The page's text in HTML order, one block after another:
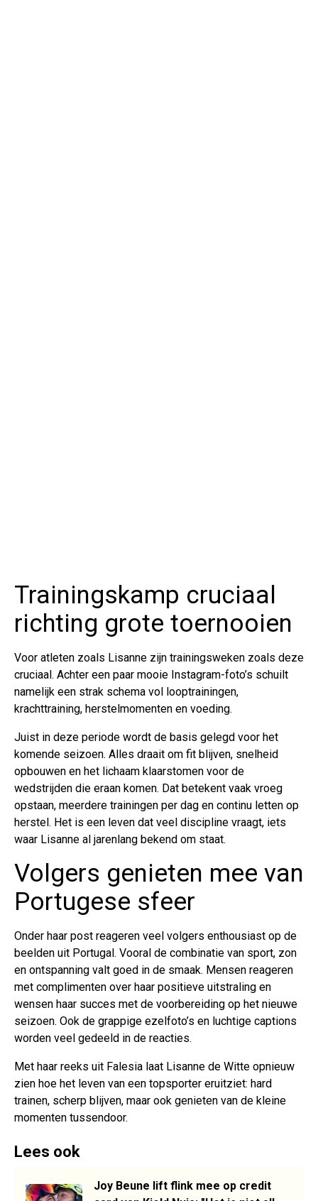
Trainingskamp cruciaal
richting grote toernooien
Voor atleten zoals Lisanne zijn trainingsweken zoals deze
cruciaal. Achter een paar mooie Instagram-foto’s schuilt
namelijk een strak schema vol looptrainingen,
krachttraining, herstelmomenten en voeding.
Juist in deze periode wordt de basis gelegd voor het
komende seizoen. Alles draait om fit blijven, snelheid
opbouwen en het lichaam klaarstomen voor de
wedstrijden die eraan komen. Dat betekent vaak vroeg
opstaan, meerdere trainingen per dag en continu letten op
herstel. Het is een leven dat veel discipline vraagt, iets
waar Lisanne al jarenlang bekend om staat.
Volgers genieten mee van
Portugese sfeer
Onder haar post reageren veel volgers enthousiast op de
beelden uit Portugal. Vooral de combinatie van sport, zon
en ontspanning valt goed in de smaak. Mensen reageren
met complimenten over haar positieve uitstraling en
wensen haar succes met de voorbereiding op het nieuwe
seizoen. Ook de grappige ezelfoto’s en luchtige captions
worden veel gedeeld in de reacties.
Met haar reeks uit Falesia laat Lisanne de Witte opnieuw
zien hoe het leven van een topsporter eruitziet: hard
trainen, scherp blijven, maar ook genieten van de kleine
momenten tussendoor.
Lees ook
Joy Beune lift flink mee op credit